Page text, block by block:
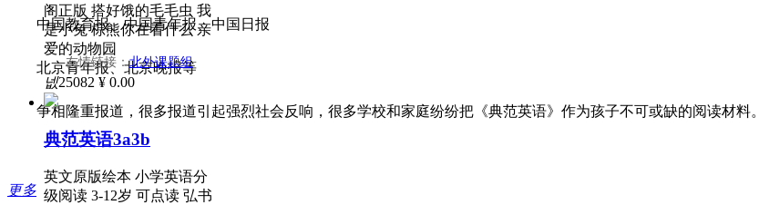
中国教育报、中国青年报、中国日报
北京青年报、北京晚报等
争相隆重报道，很多报道引起强烈社会反响，很多学校和家庭纷纷把《典范英语》作为孩子不可或缺的阅读材料。
阁正版 搭好饿的毛毛虫 我
是小兔 棕熊你在看什么 亲
爱的动物园
넶25082 ¥ 0.00
典范英语3a3b
英文原版绘本 小学英语分
级阅读 3-12岁 可点读 弘书
更多
友情链接：北外课题组